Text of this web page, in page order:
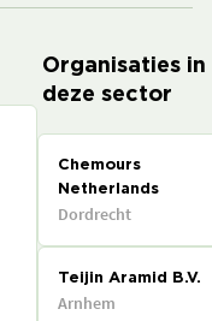
Organisaties in
deze sector
Chemours
Netherlands
Dordrecht
Teijin Aramid B.V.
Arnhem